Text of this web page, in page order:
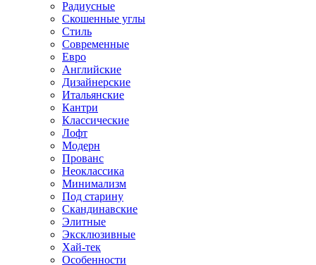
Радиусные
Скошенные углы
Стиль
Современные
Евро
Английские
Дизайнерские
Итальянские
Кантри
Классические
Лофт
Модерн
Прованс
Неоклассика
Минимализм
Под старину
Скандинавские
Элитные
Эксклюзивные
Хай-тек
Особенности